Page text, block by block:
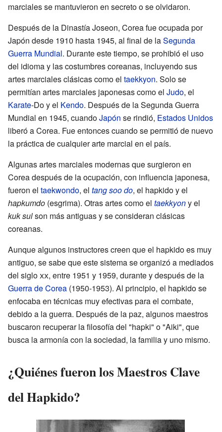
marciales se mantuvieron en secreto o se olvidaron.
Después de la Dinastía Joseon, Corea fue ocupada por
Japón desde 1910 hasta 1945, al final de laSegunda
Guerra Mundial. Durante este tiempo, se prohibió el uso
del idioma y las costumbres coreanas, incluyendo sus
artes marciales clásicas como el taekkyon. Solo se
permitían artes marciales japonesas como el Judo, el
Karate-Do y el Kendo. Después de la Segunda Guerra
Mundial en 1945, cuandoJapón se rindió, Estados Unidos
liberó a Corea. Fue entonces cuando se permitió de nuevo
la práctica de cualquier arte marcial en el país.
Algunas artes marciales modernas que surgieron en
Corea después de la ocupación, con influencia japonesa,
fueron el taekwondo, el tang soo do, el hapkido y el
hapkumdo (esgrima). Otras artes como el taekkyony el
kuk sulson más antiguas y se consideran clásicas
coreanas.
Aunque algunos instructores creen que el hapkido es muy
antiguo, se sabe que este sistema se organizó a mediados
del sigloxx, entre 1951 y 1959, durante y después de la
Guerra de Corea (1950-1953). Al principio, el hapkido se
enfocaba en técnicas muy efectivas para el combate,
debido a la guerra. Después de la paz, algunos maestros
buscaron recuperar la filosofía del "hapki" o "Aiki", que
busca la armonía con la sociedad, la familia y uno mismo.
¿Quiénes fueron los Maestros Clave
del Hapkido?